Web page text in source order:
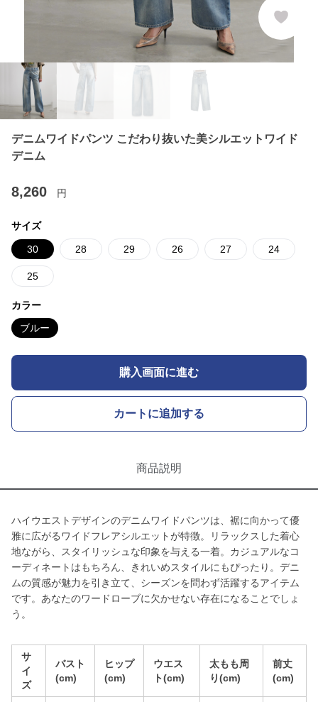
デニムワイドパンツ こだわり抜いた美シルエットワイド
デニム
8,260 円
サイズ
30 28 29 26 27 24
25
カラー
ブルー
購入画面に進む
カートに追加する
商品説明
ハイウエストデザインのデニムワイドパンツは、裾に向かって優
雅に広がるワイドフレアシルエットが特徴。リラックスした着心
地ながら、スタイリッシュな印象を与える一着。カジュアルなコ
ーディネートはもちろん、きれいめスタイルにもぴったり。デニ
ムの質感が魅力を引き立て、シーズンを問わず活躍するアイテム
です。あなたのワードローブに欠かせない存在になることでしょ
う。
サ
イ
ズ
バスト
(cm)
ヒップ
(cm)
ウエス
ト(cm)
太もも周
り(cm)
前丈
(cm)